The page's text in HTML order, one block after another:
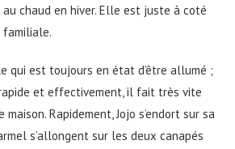
chaud en hiver. Elle est juste à coté
familiale.
qui est toujours en état d’être allumé ;
et effectivement, il fait très vite
Rapidement, Jojo s’endort sur sa
s’allongent sur les deux canapés